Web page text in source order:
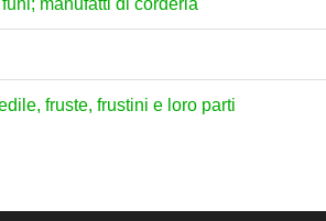
manufatti di corderia
fruste, frustini e loro parti